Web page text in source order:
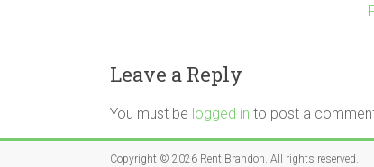
Leave a Reply
You must be logged in to post a
Copyright © 2026 Rent Brandon. All rights reserved.